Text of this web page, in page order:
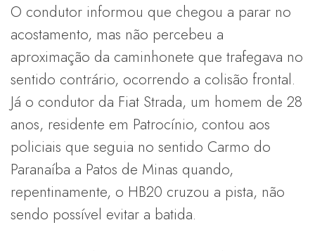
O condutor informou que chegou a parar no
acostamento, mas não percebeu a
aproximação da caminhonete que trafegava no
sentido contrário, ocorrendo a colisão frontal.
Já o condutor da Fiat Strada, um homem de 28
anos, residente em Patrocínio, contou aos
policiais que seguia no sentido Carmo do
Paranaíba a Patos de Minas quando,
repentinamente, o HB20 cruzou a pista, não
sendo possível evitar a batida.